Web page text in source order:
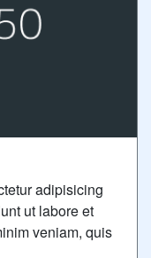
adipisicing
ut labore et
veniam, quis